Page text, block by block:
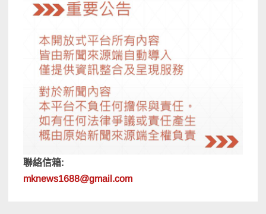
聯絡信箱:
mknews1688@gmail.com